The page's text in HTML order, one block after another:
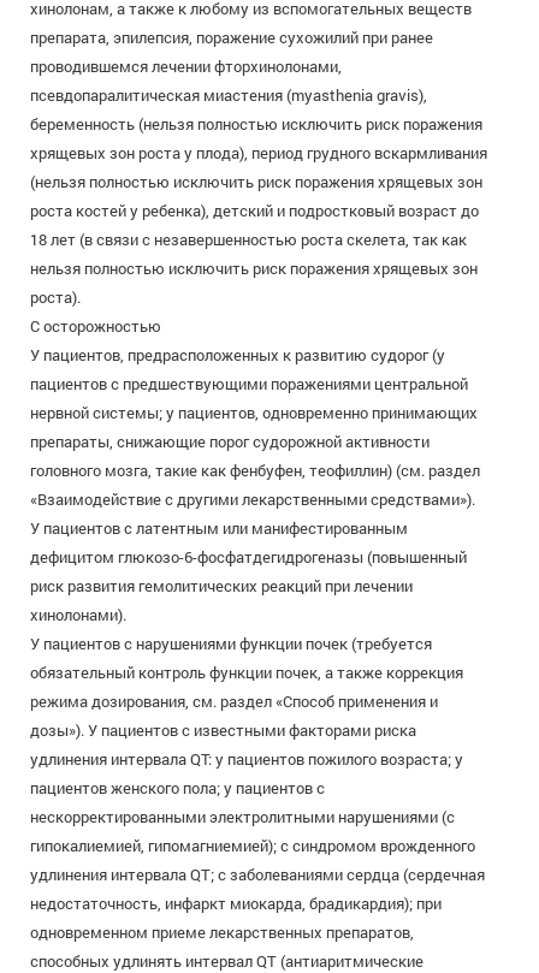
хинолонам, а также к любому из вспомогательных веществ
препарата, эпилепсия, поражение сухожилий при ранее
проводившемся лечении фторхинолонами,
псевдопаралитическая миастения (myasthenia gravis),
беременность (нельзя полностью исключить риск поражения
хрящевых зон роста у плода), период грудного вскармливания
(нельзя полностью исключить риск поражения хрящевых зон
роста костей у ребенка), детский и подростковый возраст до
18 лет (в связи с незавершенностью роста скелета, так как
нельзя полностью исключить риск поражения хрящевых зон
роста).
С осторожностью
У пациентов, предрасположенных к развитию судорог (у
пациентов с предшествующими поражениями центральной
нервной системы; у пациентов, одновременно принимающих
препараты, снижающие порог судорожной активности
головного мозга, такие как фенбуфен, теофиллин) (см. раздел
«Взаимодействие с другими лекарственными средствами»).
У пациентов с латентным или манифестированным
дефицитом глюкозо-6-фосфатдегидрогеназы (повышенный
риск развития гемолитических реакций при лечении
хинолонами).
У пациентов с нарушениями функции почек (требуется
обязательный контроль функции почек, а также коррекция
режима дозирования, см. раздел «Способ применения и
дозы»). У пациентов с известными факторами риска
удлинения интервала QT: у пациентов пожилого возраста; у
пациентов женского пола; у пациентов с
нескорректированными электролитными нарушениями (с
гипокалиемией, гипомагниемией); с синдромом врожденного
удлинения интервала QT; с заболеваниями сердца (сердечная
недостаточность, инфаркт миокарда, брадикардия); при
одновременном приеме лекарственных препаратов,
способных удлинять интервал QT (антиаритмические